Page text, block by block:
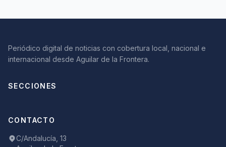
Periódico digital de noticias con cobertura local, nacional e
internacional desde Aguilar de la Frontera.
SECCIONES
CONTACTO
C/Andalucía, 13